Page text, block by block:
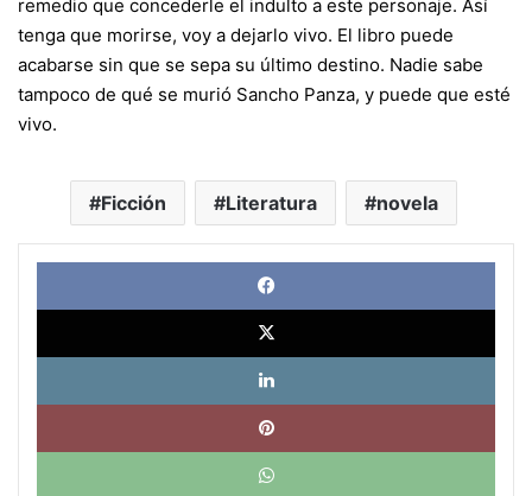
remedio que concederle el indulto a este personaje. Así
tenga que morirse, voy a dejarlo vivo. El libro puede
acabarse sin que se sepa su último destino. Nadie sabe
tampoco de qué se murió Sancho Panza, y puede que esté
vivo.
Ficción Literatura novela
X